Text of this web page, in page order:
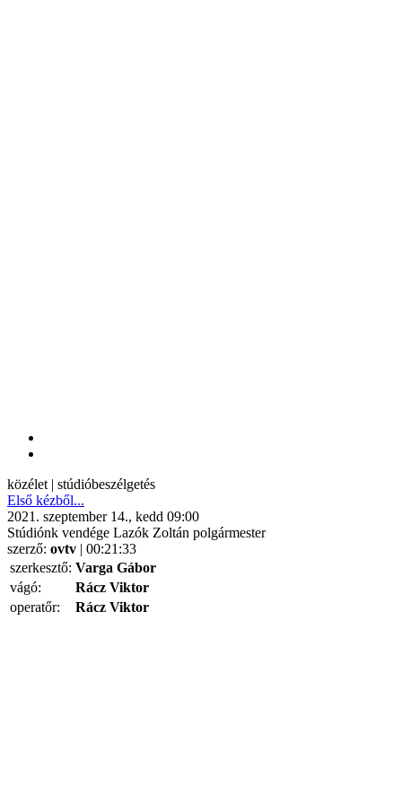
közélet | stúdióbeszélgetés
Első kézből...
2021. szeptember 14., kedd 09:00
Stúdiónk vendége Lazók Zoltán polgármester
szerző: ovtv | 00:21:33
szerkesztő: Varga Gábor
vágó:
Rácz Viktor
operatőr:
Rácz Viktor